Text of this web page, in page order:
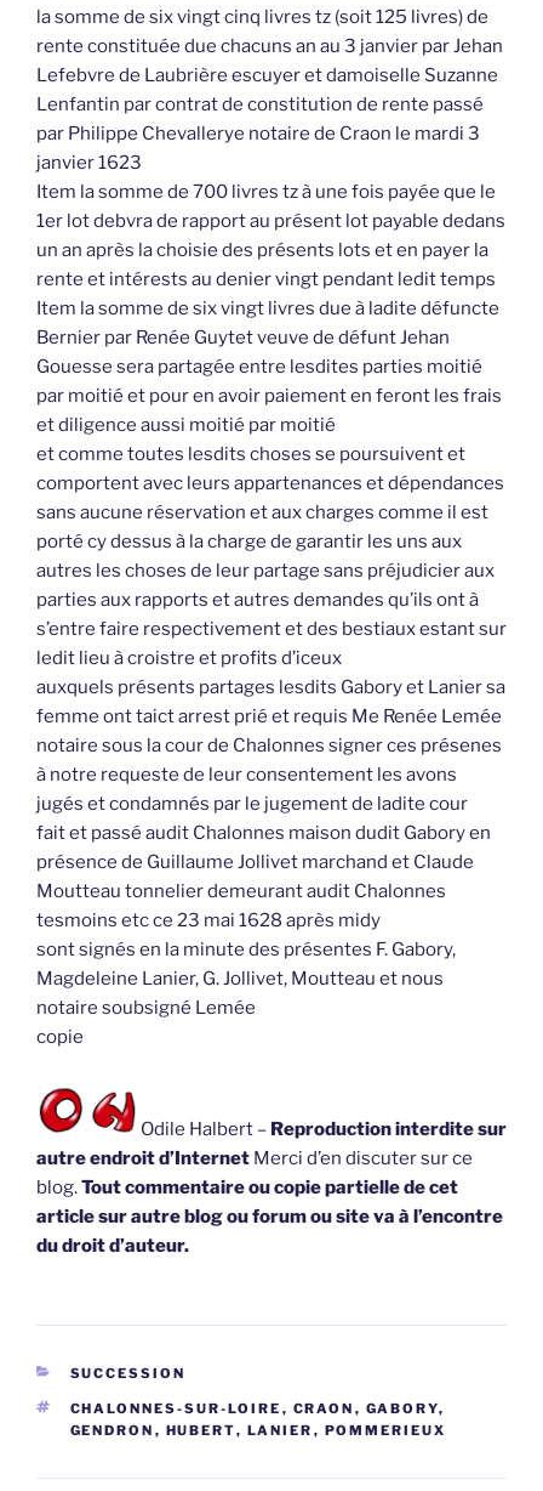
la somme de six vingt cinq livres tz (soit 125 livres) de
rente constituée due chacuns an au 3 janvier par Jehan
Lefebvre de Laubrière escuyer et damoiselle Suzanne
Lenfantin par contrat de constitution de rente passé
par Philippe Chevallerye notaire de Craon le mardi 3
janvier 1623
Item la somme de 700 livres tz à une fois payée que le
1er lot debvra de rapport au présent lot payable dedans
un an après la choisie des présents lots et en payer la
rente et intérests au denier vingt pendant ledit temps
Item la somme de six vingt livres due à ladite défuncte
Bernier par Renée Guytet veuve de défunt Jehan
Gouesse sera partagée entre lesdites parties moitié
par moitié et pour en avoir paiement en feront les frais
et diligence aussi moitié par moitié
et comme toutes lesdits choses se poursuivent et
comportent avec leurs appartenances et dépendances
sans aucune réservation et aux charges comme il est
porté cy dessus à la charge de garantir les uns aux
autres les choses de leur partage sans préjudicier aux
parties aux rapports et autres demandes qu’ils ont à
s’entre faire respectivement et des bestiaux estant sur
ledit lieu à croistre et profits d’iceux
auxquels présents partages lesdits Gabory et Lanier sa
femme ont taict arrest prié et requis Me Renée Lemée
notaire sous la cour de Chalonnes signer ces présenes
à notre requeste de leur consentement les avons
jugés et condamnés par le jugement de ladite cour
fait et passé audit Chalonnes maison dudit Gabory en
présence de Guillaume Jollivet marchand et Claude
Moutteau tonnelier demeurant audit Chalonnes
tesmoins etc ce 23 mai 1628 après midy
sont signés en la minute des présentes F. Gabory,
Magdeleine Lanier, G. Jollivet, Moutteau et nous
notaire soubsigné Lemée
copie
Odile Halbert – Reproduction interdite sur
autre endroit d’Internet Merci d’en discuter sur ce
blog.Tout commentaire ou copie partielle de cet
article sur autre blog ou forum ou site va à l’encontre
du droit d’auteur.
CATÉGORIES
SUCCESSION
ÉTIQUETTES
CHALONNES-SUR-LOIRE , CRAON , GABORY,
GENDRON , HUBERT, LANIER , POMMERIEUX